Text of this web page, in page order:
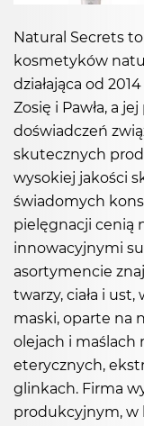
Natural Secrets
kosmetyków
działająca od
Zosię i Pawła, a
doświadczeń
skutecznych
wysokiej jakości
świadomych
pielęgnacji cenią
innowacyjnymi
asortymencie
twarzy, ciała i
maski, oparte na
olejach i maślach
eterycznych,
glinkach. Firma
produkcyjnym, w